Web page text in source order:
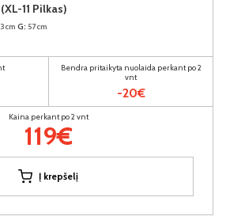
11 Pilkas)
G: 57cm
Bendra pritaikyta nuolaida perkant po 2
vnt
-20€
Kaina perkant po 2 vnt
119€
Į krepšelį